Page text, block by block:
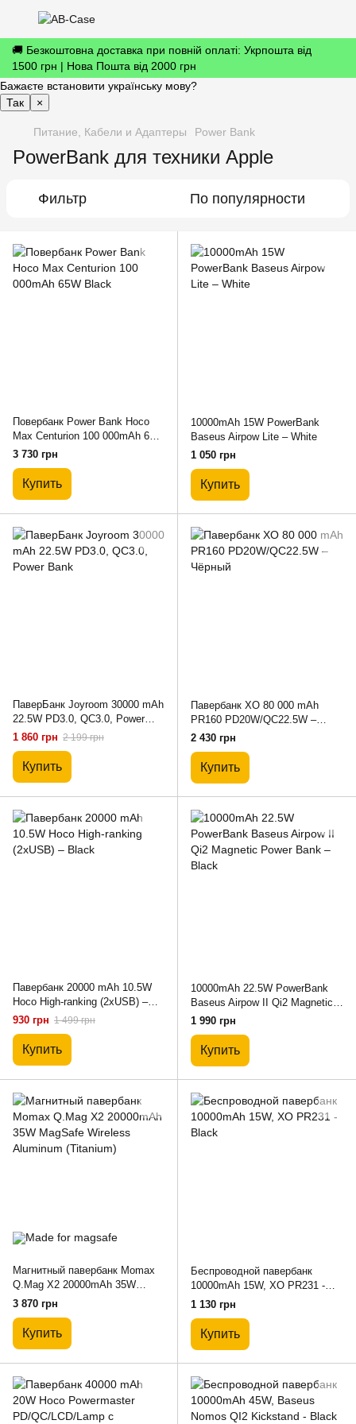
🚚 Безкоштовна доставка при повній оплаті: Укрпошта від
1500 грн | Нова Пошта від 2000 грн
Бажаєте встановити українську мову?
Так
×
Питание, Кабели и Адаптеры Power Bank
PowerBank для техники Apple
Фильтр По популярности
Повербанк Power Bank Hoco
Max Centurion 100 000mAh 65W
Black
3 730 грн
Купить
10000mAh 15W PowerBank
Baseus Airpow Lite – White
1 050 грн
Купить
ПаверБанк Joyroom 30000 mAh
22.5W PD3.0, QC3.0, Power
Bank
1 860 грн 2 199 грн
Купить
Павербанк XO 80 000 mAh
PR160 PD20W/QC22.5W –
Чёрный
2 430 грн
Купить
Павербанк 20000 mAh 10.5W
Hoco High-ranking (2xUSB) –
Black
930 грн 1 499 грн
Купить
10000mAh 22.5W PowerBank
Baseus Airpow II Qi2 Magnetic
Power Bank – Black
1 990 грн
Купить
Магнитный павербанк Momax
Q.Mag X2 20000mAh 35W
MagSafe Wireless Aluminum
(Titanium)
3 870 грн
Купить
Беспроводной павербанк
10000mAh 15W, XO PR231 -
Black
1 130 грн
Купить